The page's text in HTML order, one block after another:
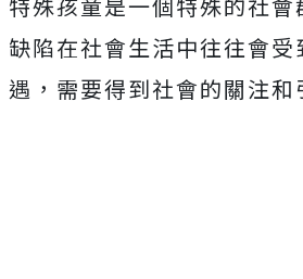
缺陷在社會生活中往往會
遇，需要得到社會的關注和